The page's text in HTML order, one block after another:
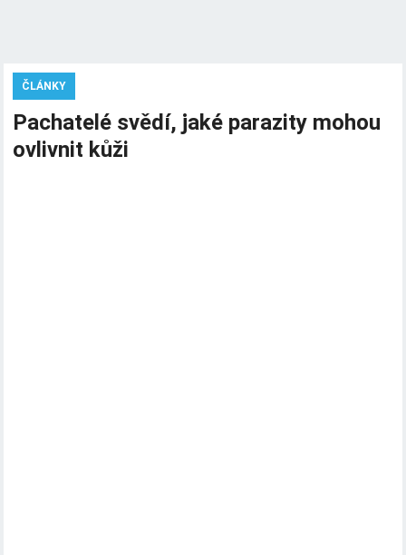
ČLÁNKY
Pachatelé svědí, jaké parazity mohou
ovlivnit kůži